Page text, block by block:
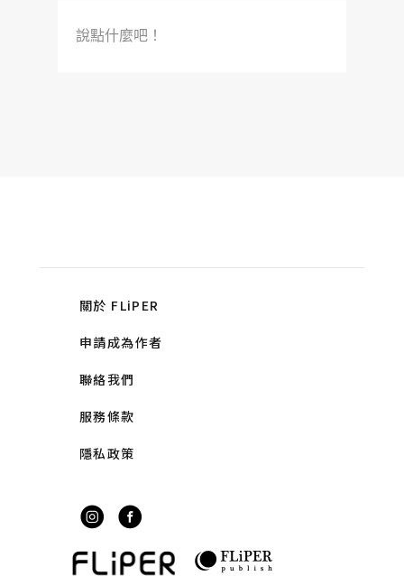
說點什麼吧！
關於 FLiPER
申請成為作者
聯絡我們
服務條款
隱私政策